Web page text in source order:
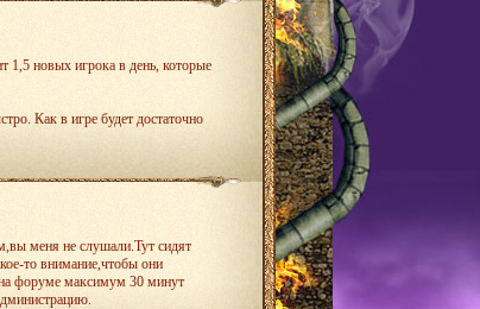
1,5 новых игрока в день, которые
Как в игре будет достаточно
не быстрый.
меня не слушали.Тут сидят
то внимание,чтобы они
на форуме максимум 30 минут